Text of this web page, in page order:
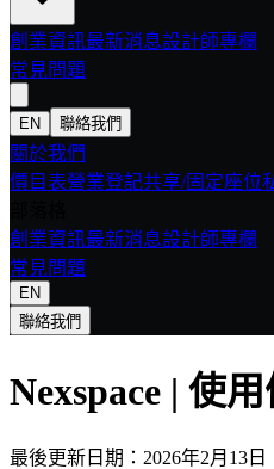
創業資訊最新消息設計師專欄
常見問題
EN 聯絡我們
關於我們
價目表營業登記共享/固定座位
創業資訊最新消息設計師專欄
常見問題
EN
聯絡我們
Nexspace | 使
最後更新日期：2026年2月13日